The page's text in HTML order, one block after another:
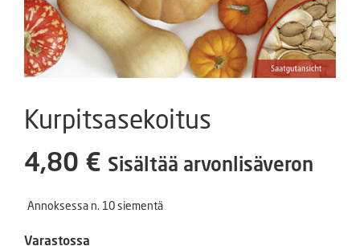
Kurpitsasekoitus
4,80 € Sisältää arvonlisäveron
Annoksessa n. 10 siementä
Varastossa